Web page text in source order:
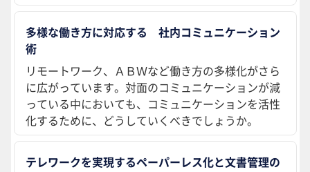
多様な働き方に対応する 社内コミュニケーション
術
リモートワーク、ＡＢＷなど働き方の多様化がさら
に広がっています。対面のコミュニケーションが減
っている中においても、コミュニケーションを活性
化するために、どうしていくべきでしょうか。
テレワークを実現するペーパーレス化と文書管理の